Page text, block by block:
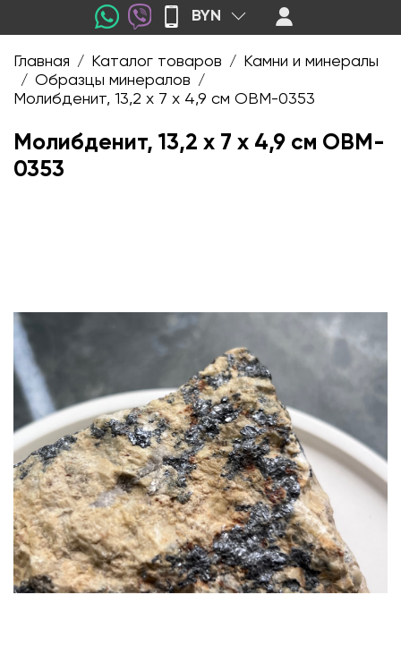
BYN
Главная / Каталог товаров / Камни и минералы
/ Образцы минералов /
Молибденит, 13,2 х 7 х 4,9 см OBM-0353
Молибденит, 13,2 х 7 х 4,9 см OBM-
0353